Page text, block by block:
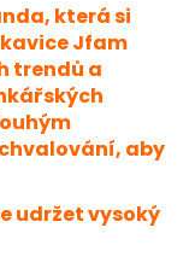
která si
Jfam
trendů a
aby
udržet vysoký